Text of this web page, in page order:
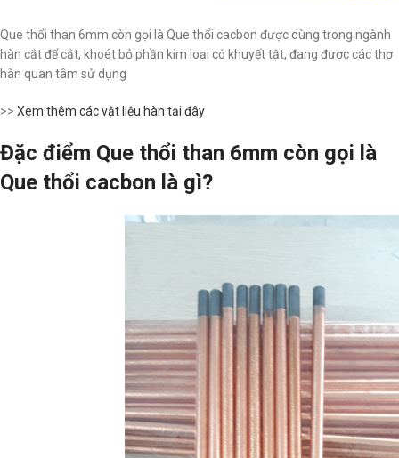
Que thổi than 6mm còn gọi là Que thổi cacbon được dùng trong ngành
hàn cắt để cắt, khoét bỏ phần kim loại có khuyết tật, đang được các thợ
hàn quan tâm sử dụng
>> Xem thêm các vật liệu hàn tại đây
Đặc điểm Que thổi than 6mm còn gọi là
Que thổi cacbon là gì?